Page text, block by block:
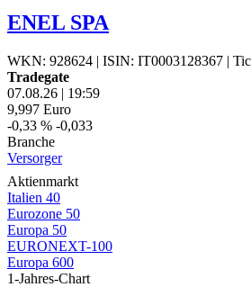
ENEL SPA
WKN: 928624 | ISIN: IT0003128367 |
Tradegate
07.08.26 | 19:59
9,997 Euro
-0,33 % -0,033
Branche
Versorger
Aktienmarkt
Italien 40
Eurozone 50
Europa 50
EURONEXT-100
Europa 600
1-Jahres-Chart